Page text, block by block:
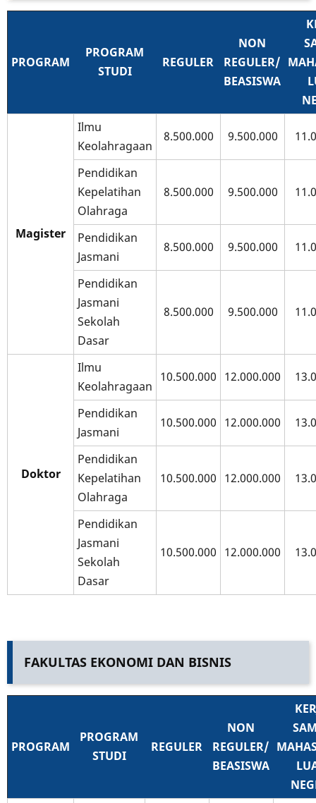
PROGRAM
PROGRAM
STUDI
REGULER
NON
REGULER/
BEASISWA
Magister
Ilmu
Keolahragaan
8.500.000 9.500.000
Pendidikan
Kepelatihan
Olahraga
8.500.000 9.500.000
Pendidikan
Jasmani
8.500.000 9.500.000
Pendidikan
Jasmani
Sekolah
Dasar
8.500.000 9.500.000
Doktor
Ilmu
Keolahragaan
10.500.000 12.000.000
Pendidikan
Jasmani
10.500.000 12.000.000
Pendidikan
Kepelatihan
Olahraga
10.500.000 12.000.000
Pendidikan
Jasmani
Sekolah
Dasar
10.500.000 12.000.000
FAKULTAS EKONOMI DAN BISNIS
PROGRAM
PROGRAM
STUDI
REGULER
NON
REGULER/
BEASISWA